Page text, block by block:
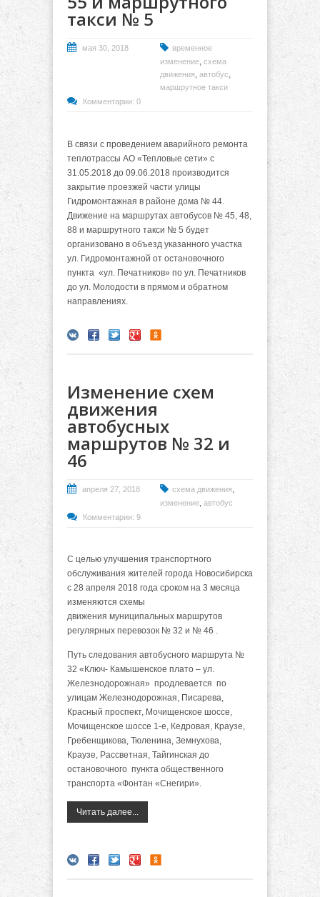
такси № 5
мая 30, 2018
временное
изменение, схема
движения, автобус,
маршрутное такси
Комментарии: 0
В связи с проведением аварийного ремонта
теплотрассы АО «Тепловые сети» с
31.05.2018 до 09.06.2018 производится
закрытие проезжей части улицы
Гидромонтажная в районе дома № 44.
Движение на маршрутах автобусов № 45, 48,
88 и маршрутного такси № 5 будет
организовано в объезд указанного участка
ул. Гидромонтажной от остановочного
пункта «ул. Печатников» по ул. Печатников
до ул. Молодости в прямом и обратном
направлениях.
Изменение схем
движения
автобусных
маршрутов № 32 и
46
апреля 27, 2018 схема движения
изменение автобус
Комментарии: 9
С целью улучшения транспортного
обслуживания жителей города Новосибирска
с 28 апреля 2018 года сроком на 3 месяца
изменяются схемы
движения муниципальных маршрутов
регулярных перевозок № 32 и № 46 .
Путь следования автобусного маршрута №
32 «Ключ- Камышенское плато – ул.
Железнодорожная» продлевается по
улицам Железнодорожная, Писарева,
Красный проспект, Мочищенское шоссе,
Мочищенское шоссе 1-е, Кедровая, Краузе,
Гребенщикова, Тюленина, Земнухова,
Краузе, Рассветная, Тайгинская до
остановочного пункта общественного
транспорта «Фонтан «Снегири».
Читать далее...